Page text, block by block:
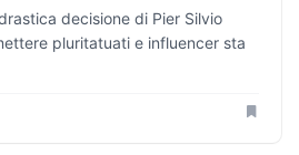
decisione di Pier Silvio
pluritatuati e influencer sta